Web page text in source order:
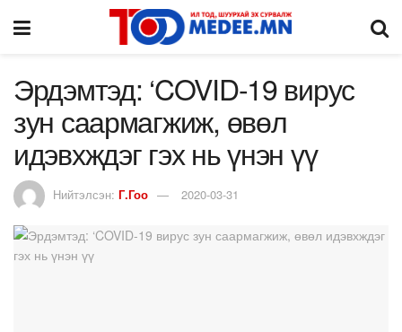
Эрдэмтэд: ‘COVID-19 вирус
зун саармагжиж, өвөл
идэвхждэг гэх нь үнэн үү
Нийтэлсэн: Г.Гоо 2020-03-31